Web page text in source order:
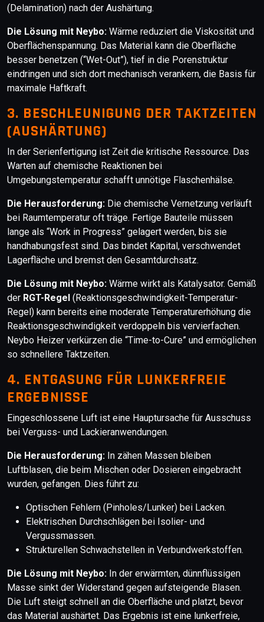
(Delamination) nach der Aushärtung.
Die Lösung mit Neybo: Wärme reduziert die Viskosität und
Oberflächenspannung. Das Material kann die Oberfläche
besser benetzen (“Wet-Out”), tief in die Porenstruktur
eindringen und sich dort mechanisch verankern, die Basis für
maximale Haftkraft.
3. BESCHLEUNIGUNG DER TAKTZEITEN
(AUSHÄRTUNG)
In der Serienfertigung ist Zeit die kritische Ressource. Das
Warten auf chemische Reaktionen bei
Umgebungstemperatur schafft unnötige Flaschenhälse.
Die Herausforderung: Die chemische Vernetzung verläuft
bei Raumtemperatur oft träge. Fertige Bauteile müssen
lange als “Work in Progress” gelagert werden, bis sie
handhabungsfest sind. Das bindet Kapital, verschwendet
Lagerfläche und bremst den Gesamtdurchsatz.
Die Lösung mit Neybo: Wärme wirkt als Katalysator. Gemäß
der RGT-Regel (Reaktionsgeschwindigkeit-Temperatur-
Regel) kann bereits eine moderate Temperaturerhöhung die
Reaktionsgeschwindigkeit verdoppeln bis vervierfachen.
Neybo Heizer verkürzen die “Time-to-Cure” und ermöglichen
so schnellere Taktzeiten.
4. ENTGASUNG FÜR LUNKERFREIE
ERGEBNISSE
Eingeschlossene Luft ist eine Hauptursache für Ausschuss
bei Verguss- und Lackieranwendungen.
Die Herausforderung: In zähen Massen bleiben
Luftblasen, die beim Mischen oder Dosieren eingebracht
wurden, gefangen. Dies führt zu:
Optischen Fehlern (Pinholes/Lunker) bei Lacken.
Elektrischen Durchschlägen bei Isolier- und
Vergussmassen.
Strukturellen Schwachstellen in Verbundwerkstoffen.
Die Lösung mit Neybo: In der erwärmten, dünnflüssigen
Masse sinkt der Widerstand gegen aufsteigende Blasen.
Die Luft steigt schnell an die Oberfläche und platzt, bevor
das Material aushärtet. Das Ergebnis ist eine lunkerfreie,